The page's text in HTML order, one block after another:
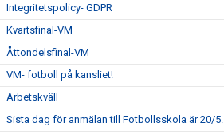
Integritetspolicy- GDPR
Kvartsfinal-VM
Åttondelsfinal-VM
VM- fotboll på kansliet!
Arbetskväll
Sista dag för anmälan till Fotbollsskola är 20/5.